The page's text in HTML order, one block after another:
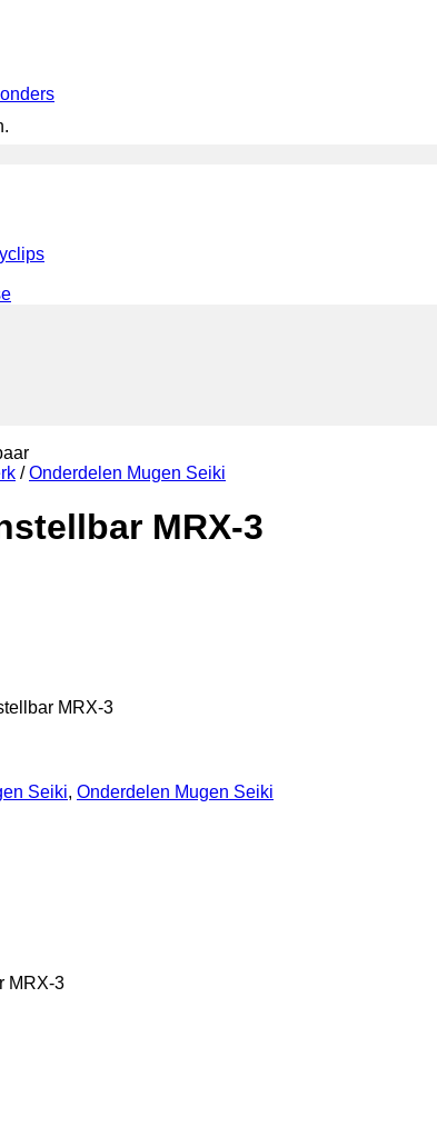
/ Onderdelen Mugen Seiki
MRX-3
MRX-3
Seiki, Onderdelen Mugen Seiki
MRX-3